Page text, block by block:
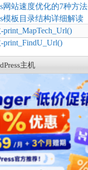
网站速度优化的7种方法
模板目录结构详细解读
print_FindU_Url()
主机